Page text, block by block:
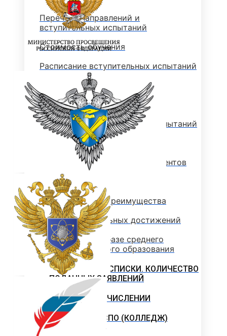
Перечень направлений и
вступительных испытаний
Стоимость обучения
Расписание вступительных испытаний
Сроки зачисления
Сроки подачи документов
Программы вступительных испытаний
Основные сведения о ЕГЭ
Перечень необходимых документов
План приема
Особые права и преимущества
Учет индивидуальных достижений
Поступление на базе среднего
профессионального образования
РЕЙТИНГОВЫЕ СПИСКИ. КОЛИЧЕСТВО
ПОДАННЫХ ЗАЯВЛЕНИЙ
ПРИКАЗЫ О ЗАЧИСЛЕНИИ
ПРОГРАММЫ СПО (КОЛЛЕДЖ)